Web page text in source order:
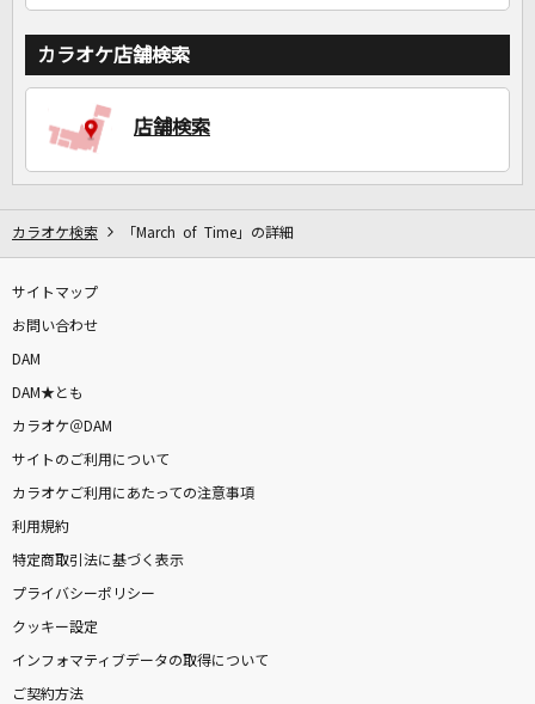
カラオケ店舗検索
店舗検索
カラオケ検索 「March of Time」の詳細
サイトマップ
お問い合わせ
DAM
DAM★とも
カラオケ＠DAM
サイトのご利用について
カラオケご利用にあたっての注意事項
利用規約
特定商取引法に基づく表示
プライバシーポリシー
クッキー設定
インフォマティブデータの取得について
ご契約方法